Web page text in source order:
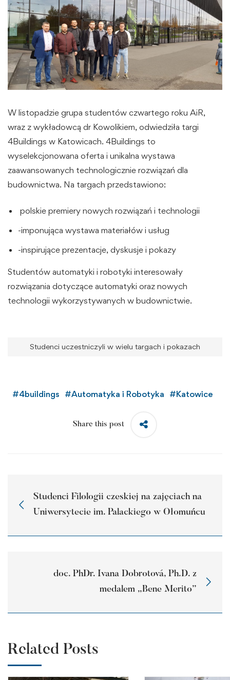
W listopadzie grupa studentów czwartego roku AiR,
wraz z wykładowcą dr Kowolikiem, odwiedziła targi
4Buildings w Katowicach. 4Buildings to
wyselekcjonowana oferta i unikalna wystawa
zaawansowanych technologicznie rozwiązań dla
budownictwa. Na targach przedstawiono:
polskie premiery nowych rozwiązań i technologii
-imponująca wystawa materiałów i usług
-inspirujące prezentacje, dyskusje i pokazy
Studentów automatyki i robotyki interesowały
rozwiązania dotyczące automatyki oraz nowych
technologii wykorzystywanych w budownictwie.
Studenci uczestniczyli w wielu targach i pokazach
#4buildings #Automatyka i Robotyka #Katowice
Share this post
Studenci Filologii czeskiej na zajęciach na
Uniwersytecie im. Palackiego w Ołomuńcu
doc. PhDr. Ivana Dobrotová, Ph.D. z
medalem „Bene Merito”
Related Posts